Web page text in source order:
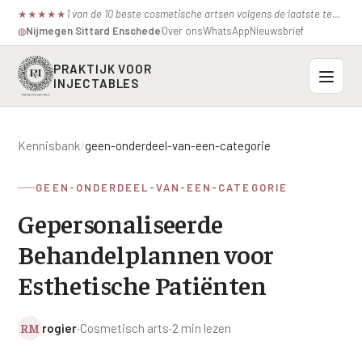
★ ★ ★ ★ ★ 1 van de 10 beste cosmetische artsen volgens de laatste test van de consumentenbond.
◍Nijmegen·Sittard·EnschedeOver onsWhatsAppNieuwsbrief
PRAKTIJK VOOR
INJECTABLES
Voorhoofdsrimpels
Fronsrimpel
Wenkbrauwen
Kraaienpootjes
Hangende oogleden
Botox / anti-rimpel
Belotero
Profielen
VEROUDERING
Hangende Huid Profiel
Prijzen
Kennisbank/geen-onderdeel-van-een-categorie
GEEN-ONDERDEEL-VAN-EEN-CATEGORIE
Gepersonaliseerde
Behandelplannen voor
Esthetische Patiënten
RM rogier·Cosmetisch arts·2 min lezen